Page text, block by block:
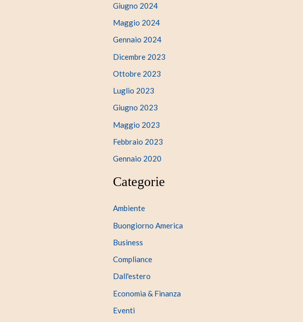
Giugno 2024
Maggio 2024
Gennaio 2024
Dicembre 2023
Ottobre 2023
Luglio 2023
Giugno 2023
Maggio 2023
Febbraio 2023
Gennaio 2020
Categorie
Ambiente
Buongiorno America
Business
Compliance
Dall'estero
Economia & Finanza
Eventi